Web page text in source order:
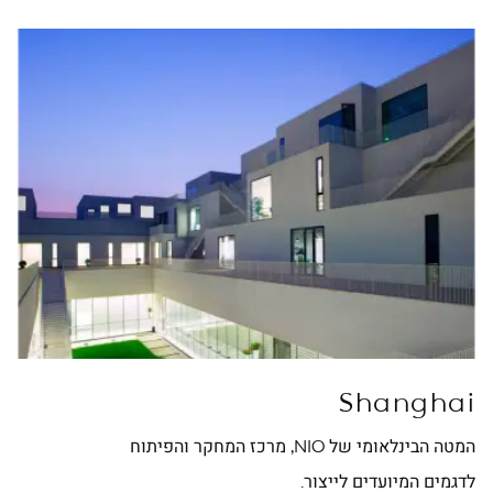
Shanghai
המטה הבינלאומי של NIO, מרכז המחקר והפיתוח
לדגמים המיועדים לייצור.